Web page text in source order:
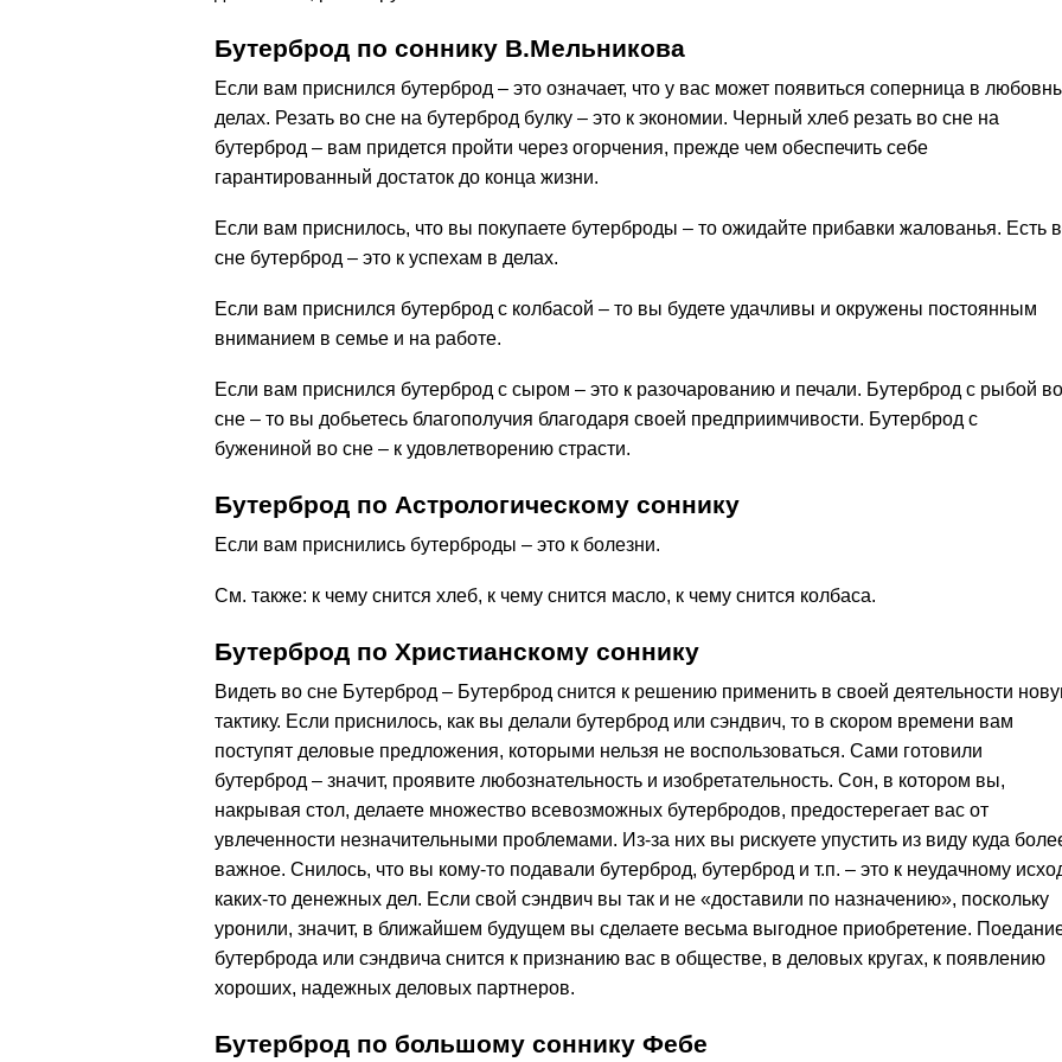
Бутерброд по соннику В.Мельникова
Если вам приснился бутерброд – это означает, что у вас может появиться соперница в
делах. Резать во сне на бутерброд булку – это к экономии. Черный хлеб резать во сне на
бутерброд – вам придется пройти через огорчения, прежде чем обеспечить себе
гарантированный достаток до конца жизни.
Если вам приснилось, что вы покупаете бутерброды – то ожидайте прибавки жалованья. Есть
сне бутерброд – это к успехам в делах.
Если вам приснился бутерброд с колбасой – то вы будете удачливы и окружены постоянным
вниманием в семье и на работе.
Если вам приснился бутерброд с сыром – это к разочарованию и печали. Бутерброд с рыбой во
сне – то вы добьетесь благополучия благодаря своей предприимчивости. Бутерброд с
бужениной во сне – к удовлетворению страсти.
Бутерброд по Астрологическому соннику
Если вам приснились бутерброды – это к болезни.
См. также: к чему снится хлеб, к чему снится масло, к чему снится колбаса.
Бутерброд по Христианскому соннику
Видеть во сне Бутерброд – Бутерброд снится к решению применить в своей деятельности
тактику. Если приснилось, как вы делали бутерброд или сэндвич, то в скором времени вам
поступят деловые предложения, которыми нельзя не воспользоваться. Сами готовили
бутерброд – значит, проявите любознательность и изобретательность. Сон, в котором вы,
накрывая стол, делаете множество всевозможных бутербродов, предостерегает вас от
увлеченности незначительными проблемами. Из-за них вы рискуете упустить из виду куда
важное. Снилось, что вы кому-то подавали бутерброд, бутерброд и т.п. – это к неудачному
каких-то денежных дел. Если свой сэндвич вы так и не «доставили по назначению», поскольку
уронили, значит, в ближайшем будущем вы сделаете весьма выгодное приобретение.
бутерброда или сэндвича снится к признанию вас в обществе, в деловых кругах, к появлению
хороших, надежных деловых партнеров.
Бутерброд по большому соннику Фебе